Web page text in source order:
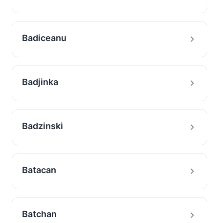
Badiceanu
Badjinka
Badzinski
Batacan
Batchan